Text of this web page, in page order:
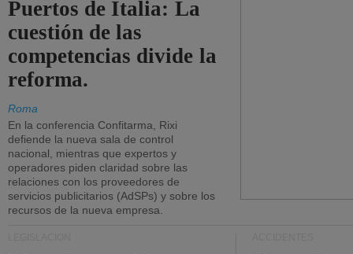
Puertos de Italia: La
cuestión de las
competencias divide la
reforma.
Roma
En la conferencia Confitarma, Rixi
defiende la nueva sala de control
nacional, mientras que expertos y
operadores piden claridad sobre las
relaciones con los proveedores de
servicios publicitarios (AdSPs) y sobre los
recursos de la nueva empresa.